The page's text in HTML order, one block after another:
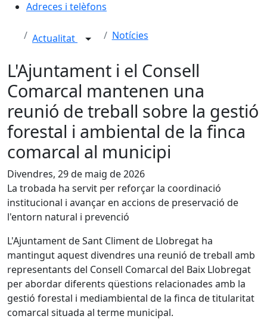
Adreces i telèfons
Actualitat Notícies
L'Ajuntament i el Consell
Comarcal mantenen una
reunió de treball sobre la gestió
forestal i ambiental de la finca
comarcal al municipi
Divendres, 29 de maig de 2026
La trobada ha servit per reforçar la coordinació
institucional i avançar en accions de preservació de
l'entorn natural i prevenció
L'Ajuntament de Sant Climent de Llobregat ha
mantingut aquest divendres una reunió de treball amb
representants del Consell Comarcal del Baix Llobregat
per abordar diferents qüestions relacionades amb la
gestió forestal i mediambiental de la finca de titularitat
comarcal situada al terme municipal.